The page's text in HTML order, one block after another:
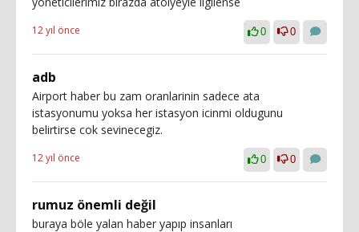
12 yıl önce 0 0
adb
Airport haber bu zam oranlarinin sadece ata
istasyonumu yoksa her istasyon icinmi oldugunu
belirtirse cok sevinecegiz.
12 yıl önce 0 0
rumuz önemli değil
buraya böle yalan haber yapıp insanları